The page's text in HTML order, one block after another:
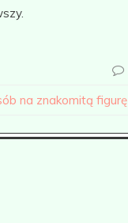
na znakomitą figurę